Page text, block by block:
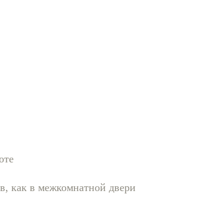
как в межкомнатной двери